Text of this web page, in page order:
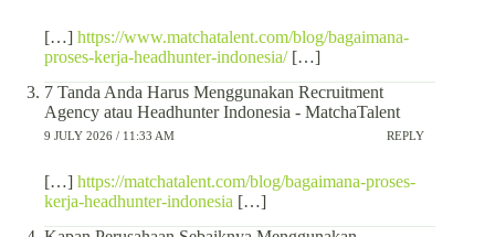
[…] https://www.matchatalent.com/blog/bagaimana-
proses-kerja-headhunter-indonesia/[…]
7 Tanda Anda Harus Menggunakan Recruitment
Agency atau Headhunter Indonesia - MatchaTalent
9 JULY 2026 / 11:33 AM REPLY
[…] https://matchatalent.com/blog/bagaimana-proses-
kerja-headhunter-indonesia […]